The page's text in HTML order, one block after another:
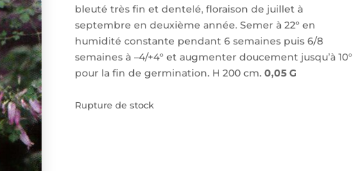
bleuté très fin et dentelé, floraison de juillet à
septembre en deuxième année. Semer à 22° en
humidité constante pendant 6 semaines puis 6/8
semaines à –4/+4° et augmenter doucement jusqu’à 10°
pour la fin de germination. H 200 cm. 0,05 G
Rupture de stock